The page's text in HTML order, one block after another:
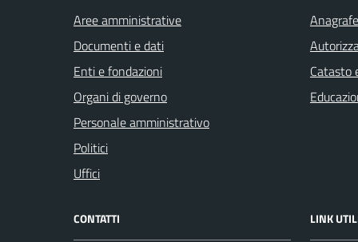
Aree amministrative
Documenti e dati
Enti e fondazioni
Organi di governo
Personale amministrativo
Politici
Uffici
Catasto
CONTATTI LINK